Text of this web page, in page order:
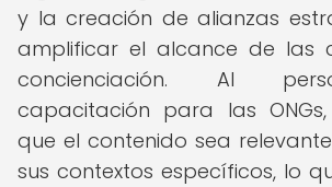
y la creación de alianzas
amplificar el alcance de las
concienciación. Al
capacitación para las
que el contenido sea
sus contextos específicos, lo